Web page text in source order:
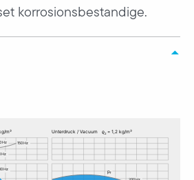
korrosionsbestandige.